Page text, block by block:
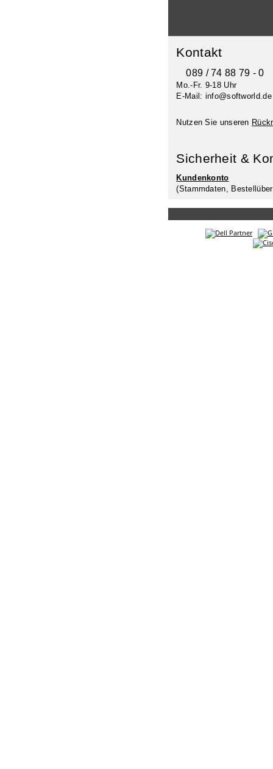
Kontakt
089 / 74 88 79 - 0
Mo.-Fr. 9-18 Uhr
E-Mail: info@softworld.de
Nutzen Sie unseren
Sicherheit &
Kundenkonto
(Stammdaten,